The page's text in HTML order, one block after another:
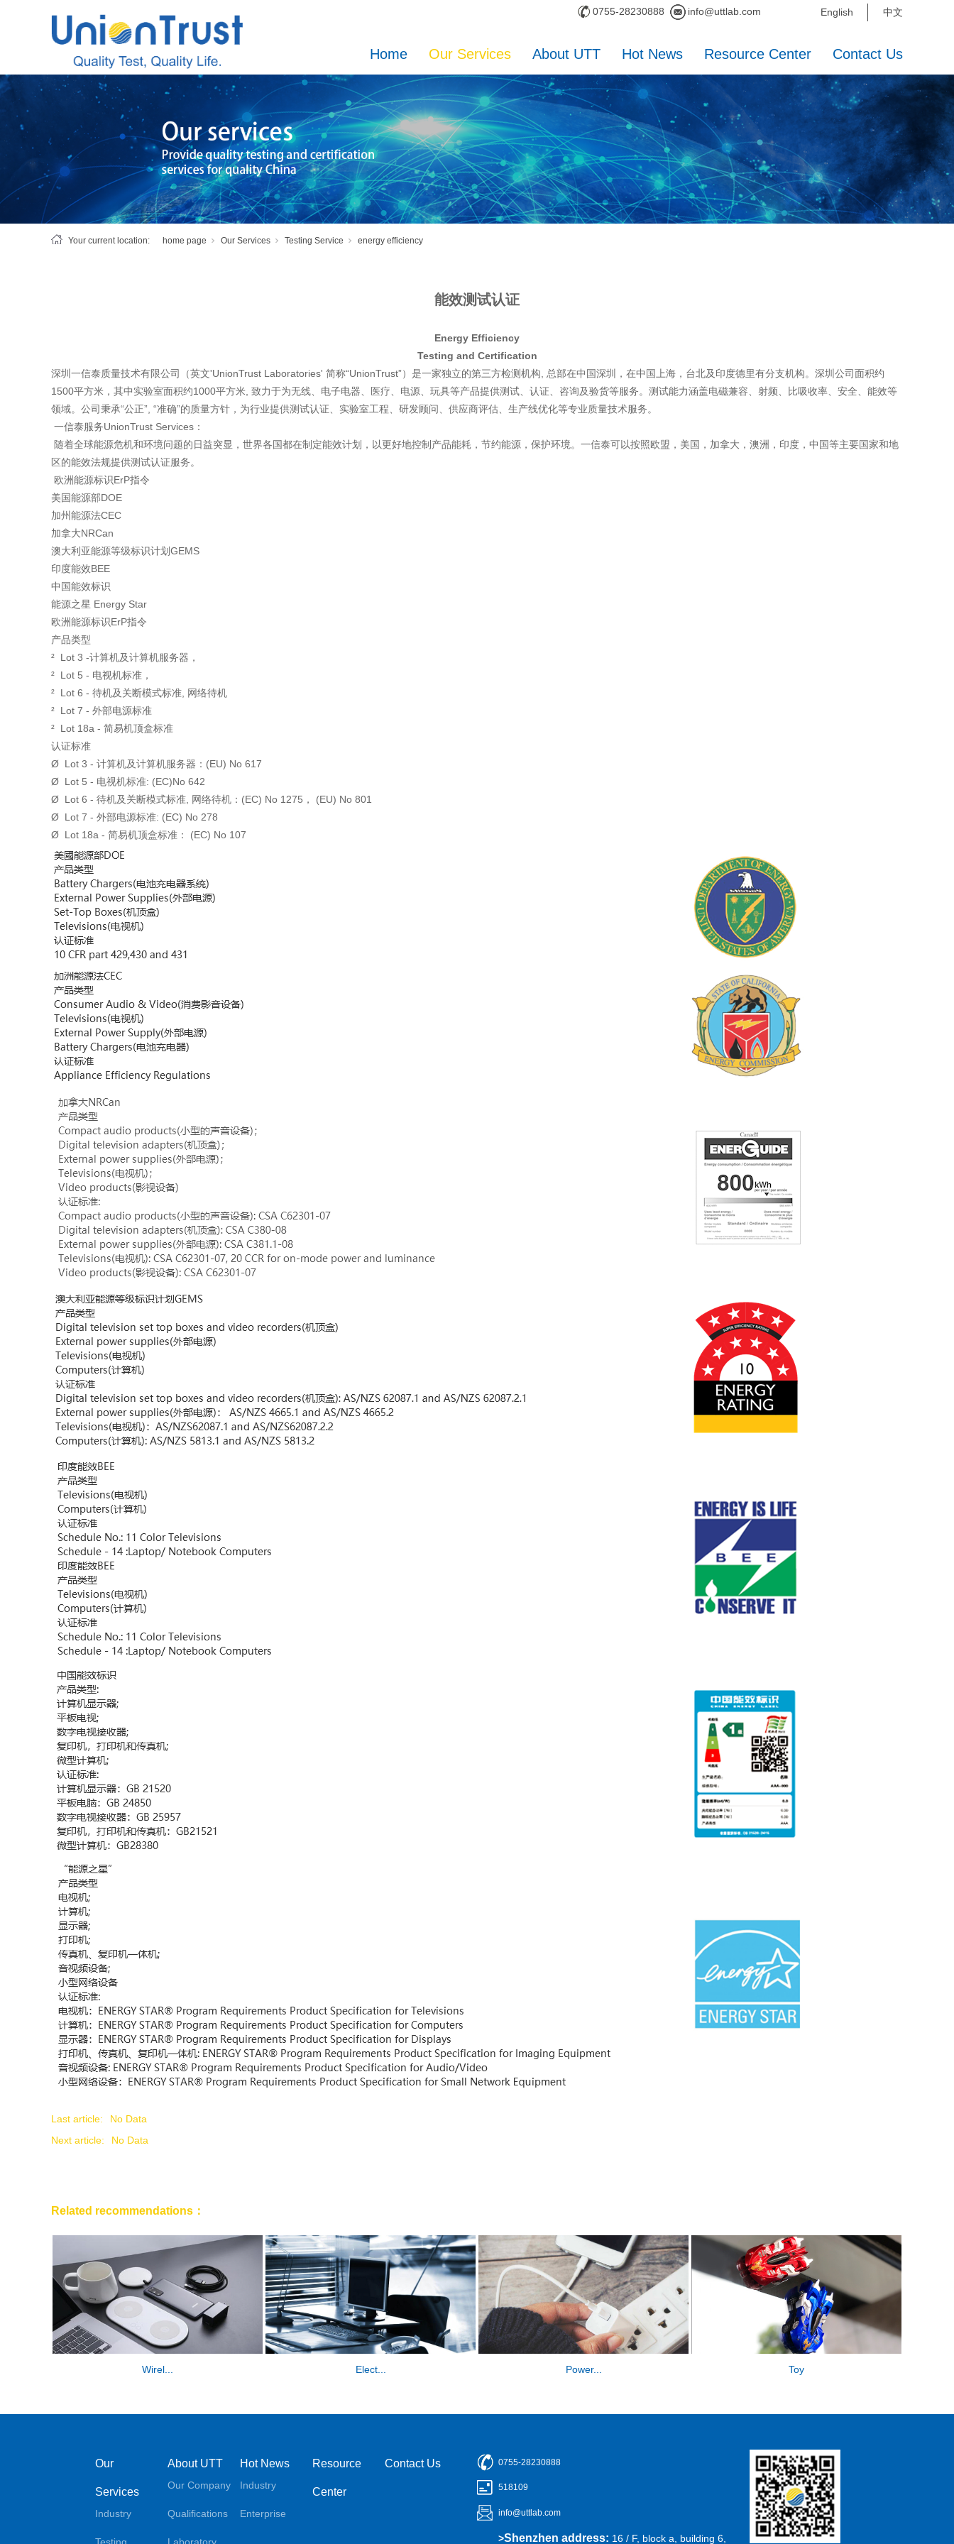
0755-28230888 info@uttlab.com English 中文
Home Our Services About UTT Hot News Resource Center Contact Us
Your current location: home page Our Services Testing Service energy efficiency
能效测试认证
Energy Efficiency
Testing and Certification
深圳一信泰质量技术有限公司（英文'UnionTrust Laboratories' 简称“UnionTrust”）是一家独立的第三方检测机构, 总部在中国深圳，在中国上海，台北及印度德里有分支机构。深圳公司面积约
1500平方米，其中实验室面积约1000平方米, 致力于为无线、电子电器、医疗、电源、玩具等产品提供测试、认证、咨询及验货等服务。测试能力涵盖电磁兼容、射频、比吸收率、安全、能效等
领域。公司秉承“公正”, “准确”的质量方针，为行业提供测试认证、实验室工程、研发顾问、供应商评估、生产线优化等专业质量技术服务。
一信泰服务UnionTrust Services：
随着全球能源危机和环境问题的日益突显，世界各国都在制定能效计划，以更好地控制产品能耗，节约能源，保护环境。一信泰可以按照欧盟，美国，加拿大，澳洲，印度，中国等主要国家和地
区的能效法规提供测试认证服务。
欧洲能源标识ErP指令
美国能源部DOE
加州能源法CEC
加拿大NRCan
澳大利亚能源等级标识计划GEMS
印度能效BEE
中国能效标识
能源之星 Energy Star
欧洲能源标识ErP指令
产品类型
² Lot 3 -计算机及计算机服务器，
² Lot 5 - 电视机标准，
² Lot 6 - 待机及关断模式标准, 网络待机
² Lot 7 - 外部电源标准
² Lot 18a - 简易机顶盒标准
认证标准
Ø Lot 3 - 计算机及计算机服务器：(EU) No 617
Ø Lot 5 - 电视机标准: (EC)No 642
Ø Lot 6 - 待机及关断模式标准, 网络待机：(EC) No 1275， (EU) No 801
Ø Lot 7 - 外部电源标准: (EC) No 278
Ø Lot 18a - 简易机顶盒标准： (EC) No 107
Last article:
No Data
Next article:
No Data
Related recommendations：
Wirel... Elect... Power... Toy
Our
Services
Industry
About UTT
Our Company
Qualifications
Hot News
Industry
Enterprise
Resource
Center
Contact Us 0755-28230888
518109
info@uttlab.com
>Shenzhen address: 16 / F, block a, building 6,